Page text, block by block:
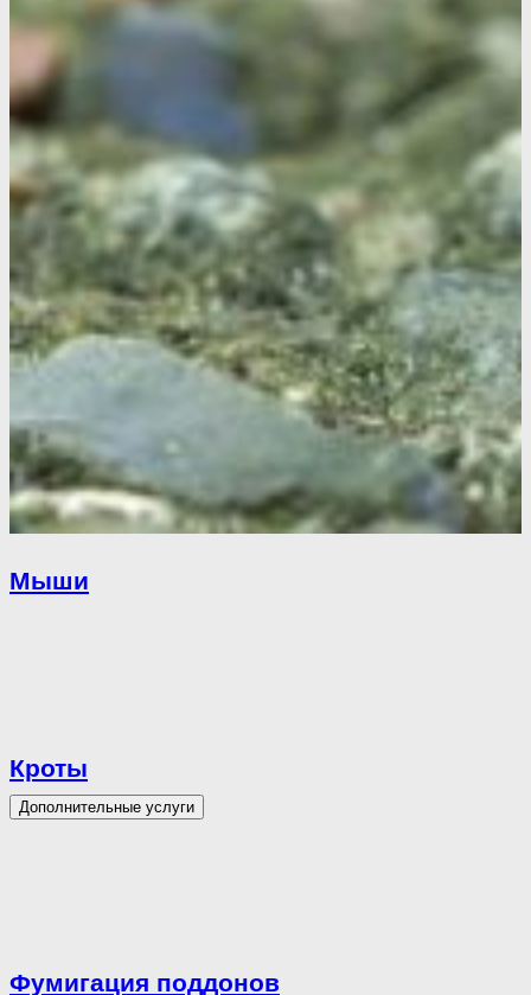
Мыши
Кроты
Дополнительные услуги
Фумигация поддонов